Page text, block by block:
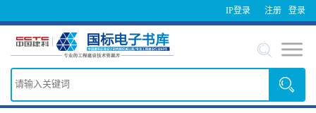
IP登录 登录
注册